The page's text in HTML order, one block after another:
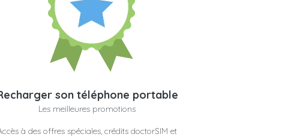
son téléphone portable
Les meilleures promotions
à des offres spéciales, crédits doctorSIM et